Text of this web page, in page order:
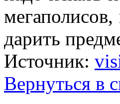
дарить
Источник:
Вернуться в